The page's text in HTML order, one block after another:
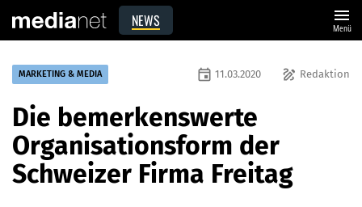
NEWS menu
Menü
MARKETING & MEDIA draw Redaktion
event 11.03.2020
Die bemerkenswerte
Organisationsform der
Schweizer Firma Freitag